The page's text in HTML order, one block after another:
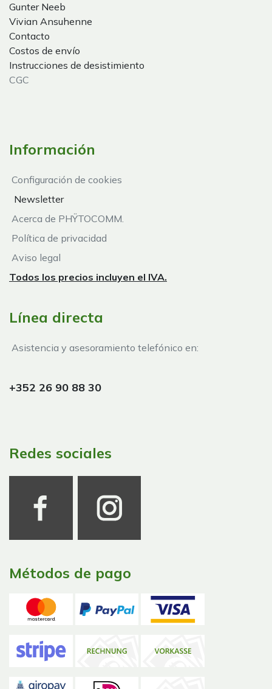
Gunter Neeb
Vivian Ansuhenne
Contacto
Costos de envío
Instrucciones de desistimiento
CGC
Información
Configuración de cookies
Newsletter
Acerca de PHŸTOCOMM.
Política de privacidad
Aviso legal
Todos los precios incluyen el IVA.
Línea directa
Asistencia y asesoramiento telefónico en:
+352 26 90 88 30
Redes sociales
Métodos de pago